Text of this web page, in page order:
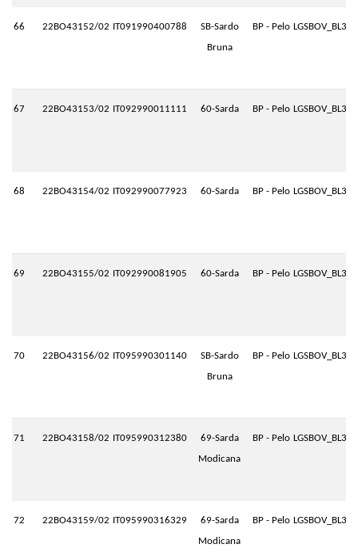
66 22BO43152/02 IT091990400788
SB-Sardo
Bruna
BP - Pelo LGSBOV_BL3.P
67 22BO43153/02 IT092990011111 60-Sarda BP - Pelo LGSBOV_BL3.P
68 22BO43154/02 IT092990077923 60-Sarda BP - Pelo LGSBOV_BL3.P
69 22BO43155/02 IT092990081905 60-Sarda BP - Pelo LGSBOV_BL3.P
70 22BO43156/02 IT095990301140
SB-Sardo
Bruna
BP - Pelo LGSBOV_BL3.P
71 22BO43158/02 IT095990312380
69-Sarda
Modicana
BP - Pelo LGSBOV_BL3.P
72 22BO43159/02 IT095990316329
69-Sarda
Modicana
BP - Pelo LGSBOV_BL3.P